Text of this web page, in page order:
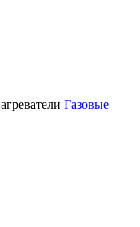
Газовые